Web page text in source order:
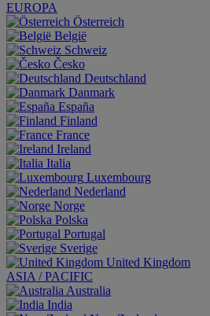
EUROPA
Österreich
België
Schweiz
Česko
Deutschland
Danmark
España
Finland
France
Ireland
Italia
Luxembourg
Nederland
Norge
Polska
Portugal
Sverige
United Kingdom
ASIA / PACIFIC
Australia
India